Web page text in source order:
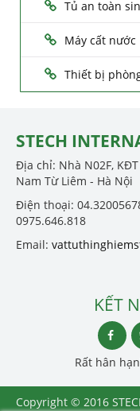
Tủ an toàn
Máy cất nước
Thiết bị
STECH
Địa chỉ: Nhà N02F,
Nam Từ Liêm - Hà Nội
Điện thoại:
0975.646.818
Email:
KẾT
Rất hân
Copyright © 2016